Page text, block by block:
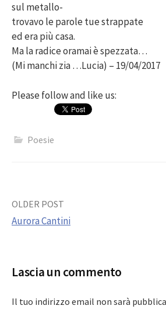
sul metallo-
trovavo le parole tue strappate
ed era più casa.
Ma la radice oramai è spezzata…
(Mi manchi zia …Lucia) – 19/04/2017
Please follow and like us:
Poesie
Post
OLDER POST
Aurora Cantini
Lascia un commento
Il tuo indirizzo email non sarà